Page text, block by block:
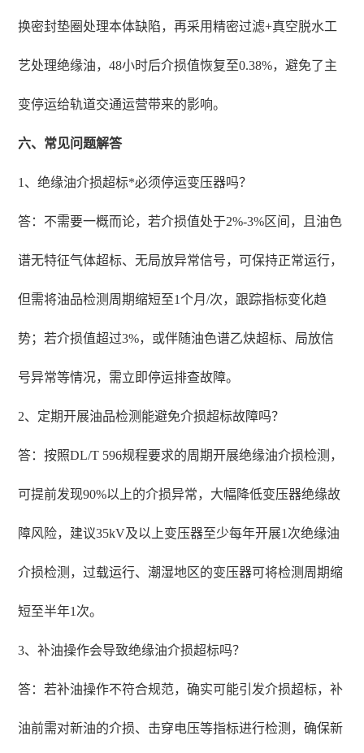
换密封垫圈处理本体缺陷，再采用精密过滤+真空脱水工
艺处理绝缘油，48小时后介损值恢复至0.38%，避免了主
变停运给轨道交通运营带来的影响。
六、常见问题解答
1、绝缘油介损超标*必须停运变压器吗？
答：不需要一概而论，若介损值处于2%-3%区间，且油色
谱无特征气体超标、无局放异常信号，可保持正常运行，
但需将油品检测周期缩短至1个月/次，跟踪指标变化趋
势；若介损值超过3%，或伴随油色谱乙炔超标、局放信
号异常等情况，需立即停运排查故障。
2、定期开展油品检测能避免介损超标故障吗？
答：按照DL/T 596规程要求的周期开展绝缘油介损检测，
可提前发现90%以上的介损异常，大幅降低变压器绝缘故
障风险，建议35kV及以上变压器至少每年开展1次绝缘油
介损检测，过载运行、潮湿地区的变压器可将检测周期缩
短至半年1次。
3、补油操作会导致绝缘油介损超标吗？
答：若补油操作不符合规范，确实可能引发介损超标，补
油前需对新油的介损、击穿电压等指标进行检测，确保新